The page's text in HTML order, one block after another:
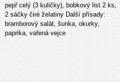
pepř celý (3 kuličky), bobkový list 2 ks,
2 sáčky čiré želatiny Další přísady:
bramborový salát, šunka, okurky,
paprika, vařená vejce